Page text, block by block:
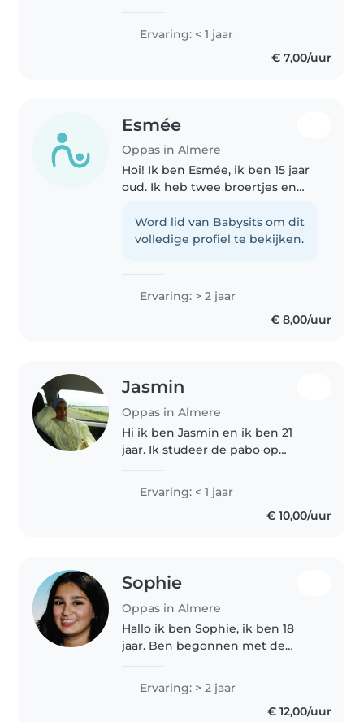
kinderdagverblijf met de leeftijd
Ervaring: < 1 jaar
€ 7,00/uur
Esmée
Oppas in Almere
Hoi! Ik ben Esmée, ik ben 15 jaar
oud. Ik heb twee broertjes en
op heb gepast. Daardoor heb ik
veel ervaring met kinderen en
Word lid van Babysits om dit
volledige profiel te bekijken.
Ervaring: > 2 jaar
€ 8,00/uur
Jasmin
Oppas in Almere
Hi ik ben Jasmin en ik ben 21
jaar. Ik studeer de pabo op
dus ik werk met kinderen op de
basisschool. Ik heb veel nichtjes
en neefjes waar ik vaak met..
Ervaring: < 1 jaar
€ 10,00/uur
Sophie
Oppas in Almere
Hallo ik ben Sophie, ik ben 18
jaar. Ben begonnen met de
doe ik met veel plezier. Ik ben
erg geduldig, enthousiast,
behulpzaam en vindt het leuk
Ervaring: > 2 jaar
€ 12,00/uur